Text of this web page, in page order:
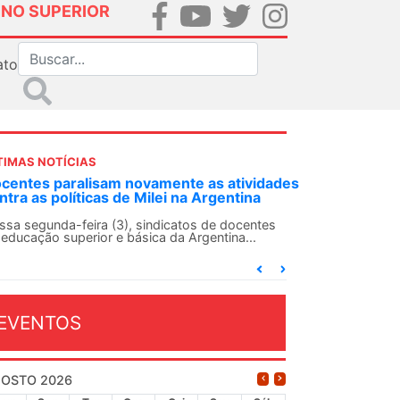
SUPERIOR
NOTÍCIAS
SN convoca docentes para Dia de
Internacionalista com Cuba em
de agosto
SN conclama suas seções sindicais e o
2026